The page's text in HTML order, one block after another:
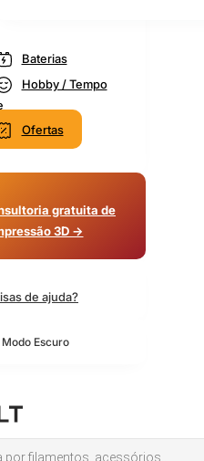
Baterias
Hobby / Tempo
Ofertas
gratuita de
3D →
de ajuda?
Escuro